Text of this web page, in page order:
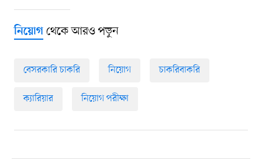
নিয়োগথেকে আরও পড়ুন
বেসরকারি চাকরি নিয়োগ চাকরিবাকরি
ক্যারিয়ার নিয়োগ পরীক্ষা